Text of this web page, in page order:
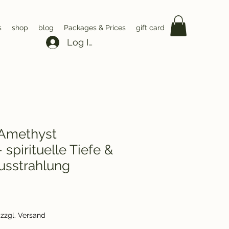
shop blog Packages & Prices gift card
Log In
spirituelle Tiefe &
zzgl. Versand